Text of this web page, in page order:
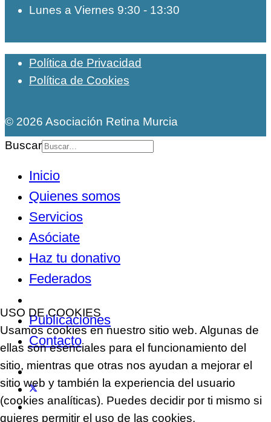
Lunes a Viernes 9:30 - 13:30
Política de Privacidad
Política de Cookies
© 2026 Asociación Retina Murcia
Buscar
Inicio
Quienes somos
Servicios
Asóciate
Haz tu donativo
Federados
Publicaciones
Contacto
USO DE COOKIES
Usamos cookies en nuestro sitio web. Algunas de
ellas son esenciales para el funcionamiento del
sitio, mientras que otras nos ayudan a mejorar el
sitio web y también la experiencia del usuario
(cookies analíticas). Puedes decidir por ti mismo si
quieres permitir el uso de las cookies.